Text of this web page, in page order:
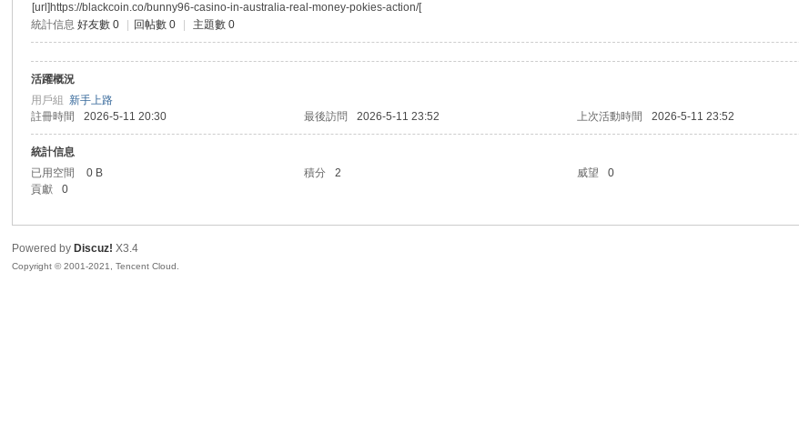
[url]https://blackcoin.co/bunny96-casino-in-australia-real-money-pokies-action/[
統計信息 好友數 0 回帖數 0 主題數 0
活躍概況
用戶組新手上路
註冊時間
2026-5-11 20:30 最後訪問 2026-5-11 23:52 上次活動時間 2026-5-11 23:52
統計信息
已用空間
0 B 積分 2 威望 0
貢獻
0
Powered by Discuz! X3.4
Copyright © 2001-2021, Tencent Cloud.